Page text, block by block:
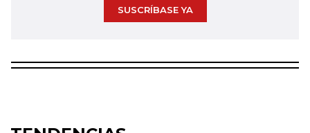
SUSCRÍBASE YA